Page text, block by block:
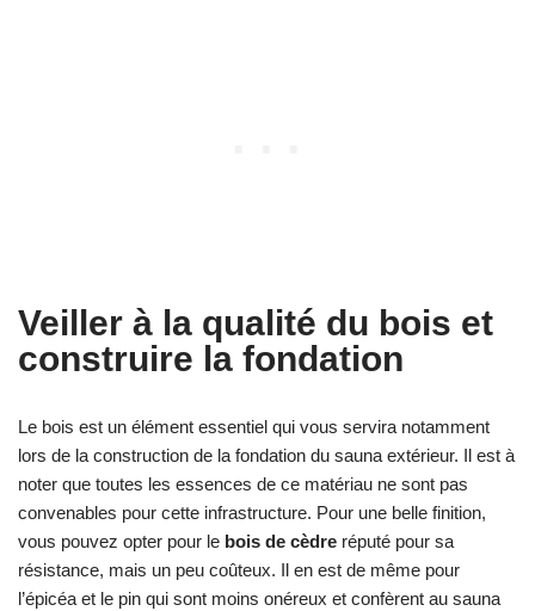
Veiller à la qualité du bois et
construire la fondation
Le bois est un élément essentiel qui vous servira notamment
lors de la construction de la fondation du sauna extérieur. Il est à
noter que toutes les essences de ce matériau ne sont pas
convenables pour cette infrastructure. Pour une belle finition,
vous pouvez opter pour le bois de cèdre réputé pour sa
résistance, mais un peu coûteux. Il en est de même pour
l’épicéa et le pin qui sont moins onéreux et confèrent au sauna